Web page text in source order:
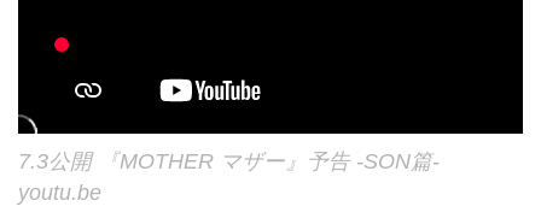
7.3公開 『MOTHER マザー』予告 -SON篇-
youtu.be